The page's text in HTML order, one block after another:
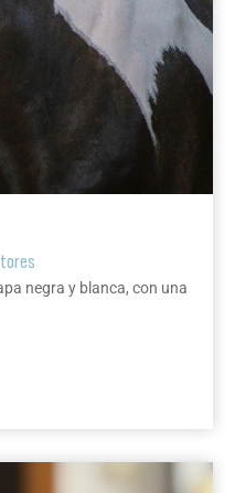
negra y blanca, con una